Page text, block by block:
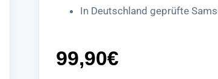
In Deutschland geprüfte
99,90€